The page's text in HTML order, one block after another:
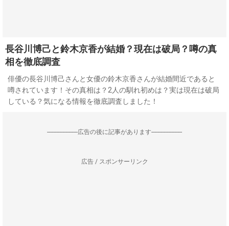
長谷川博己と鈴木京香が結婚？現在は破局？噂の真
相を徹底調査
俳優の長谷川博己さんと女優の鈴木京香さんが結婚間近であると
噂されています！その真相は？2人の馴れ初めは？実は現在は破局
している？気になる情報を徹底調査しました！
--------------------広告の後に記事があります--------------------
広告 / スポンサーリンク